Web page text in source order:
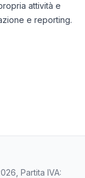
attività e
e reporting.
Partita IVA: